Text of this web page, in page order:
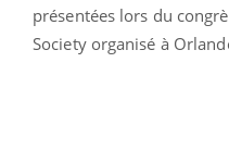
présentées lors du
Society organisé à